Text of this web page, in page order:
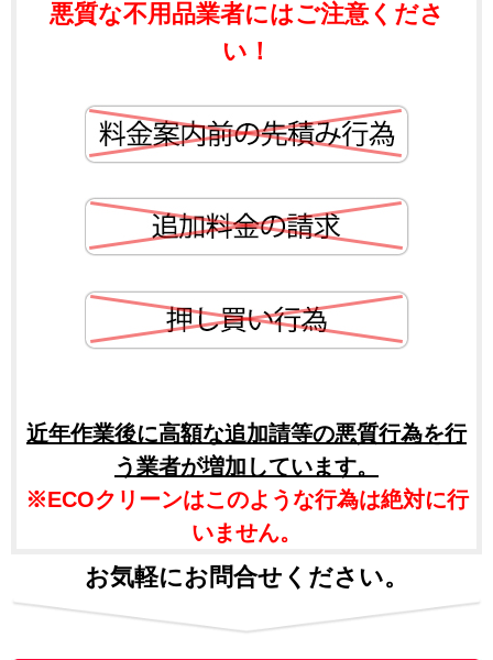
悪質な不用品業者にはご注意くださ
い！
近年作業後に高額な追加請等の悪質行為を行
う業者が増加しています。
※ECOクリーンはこのような行為は絶対に行
いません。
お気軽にお問合せください。